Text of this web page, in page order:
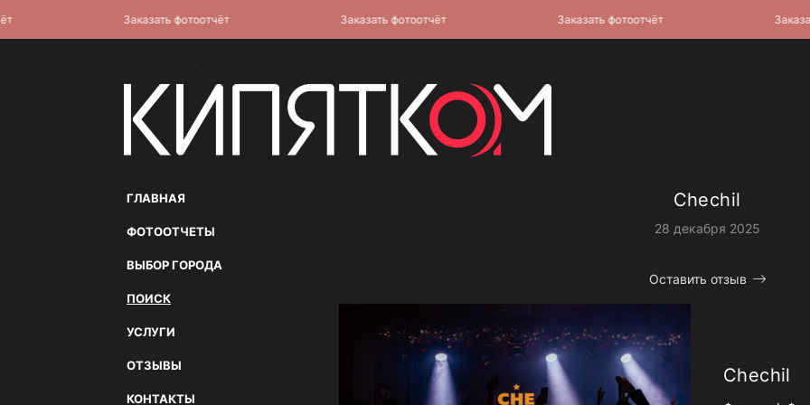
ГЛАВНАЯ
ФОТООТЧЕТЫ
ВЫБОР ГОРОДА
ПОИСК
УСЛУГИ
ОТЗЫВЫ
КОНТАКТЫ
Chechil
28 декабря 2025
Оставить отзыв
Chechil
Заказать фотоотчёт Заказать фотоотчёт Заказать фотоотчёт Заказать